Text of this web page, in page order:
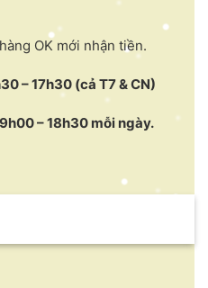
OK mới nhận tiền.
– 17h30 (cả T7 & CN)
– 18h30 mỗi ngày.